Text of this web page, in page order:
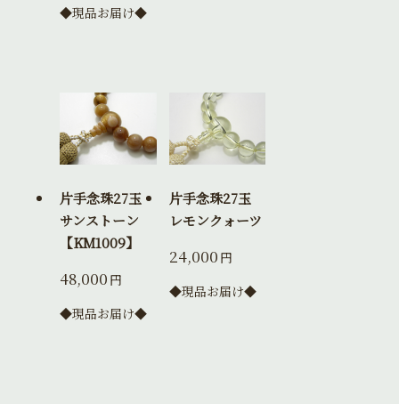
◆現品お届け◆
片手念珠27玉
サンストーン
【KM1009】
48,000 円
◆現品お届け◆
片手念珠27玉
レモンクォーツ
24,000 円
◆現品お届け◆